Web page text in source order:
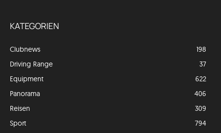
KATEGORIEN
Clubnews
198
Driving Range
37
Equipment
622
Panorama
406
Reisen
309
Sport
794